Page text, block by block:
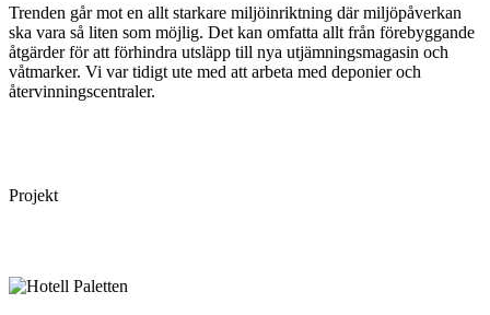
Trenden går mot en allt starkare miljöinriktning där miljöpåverkan
ska vara så liten som möjlig. Det kan omfatta allt från förebyggande
åtgärder för att förhindra utsläpp till nya utjämningsmagasin och
våtmarker. Vi var tidigt ute med att arbeta med deponier och
återvinningscentraler.
Projekt